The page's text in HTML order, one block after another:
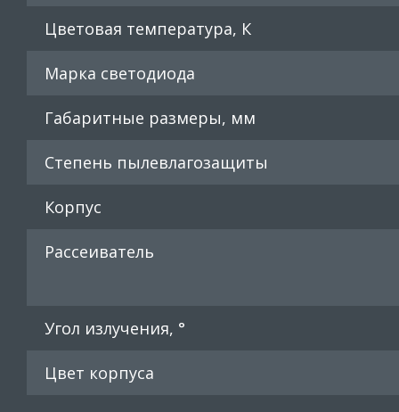
Цветовая температура, К
Марка светодиода
Габаритные размеры, мм
Степень пылевлагозащиты
Корпус
Рассеиватель
Угол излучения, °
Цвет корпуса